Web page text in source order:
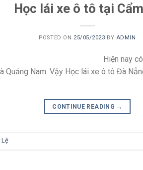
Học lái xe ô tô tại
POSTED ON 25/05/2023 BY ADMIN
Hiện nay
Quảng Nam. Vậy Học lái xe ô tô Đà
CONTINUE READING →
Lệ